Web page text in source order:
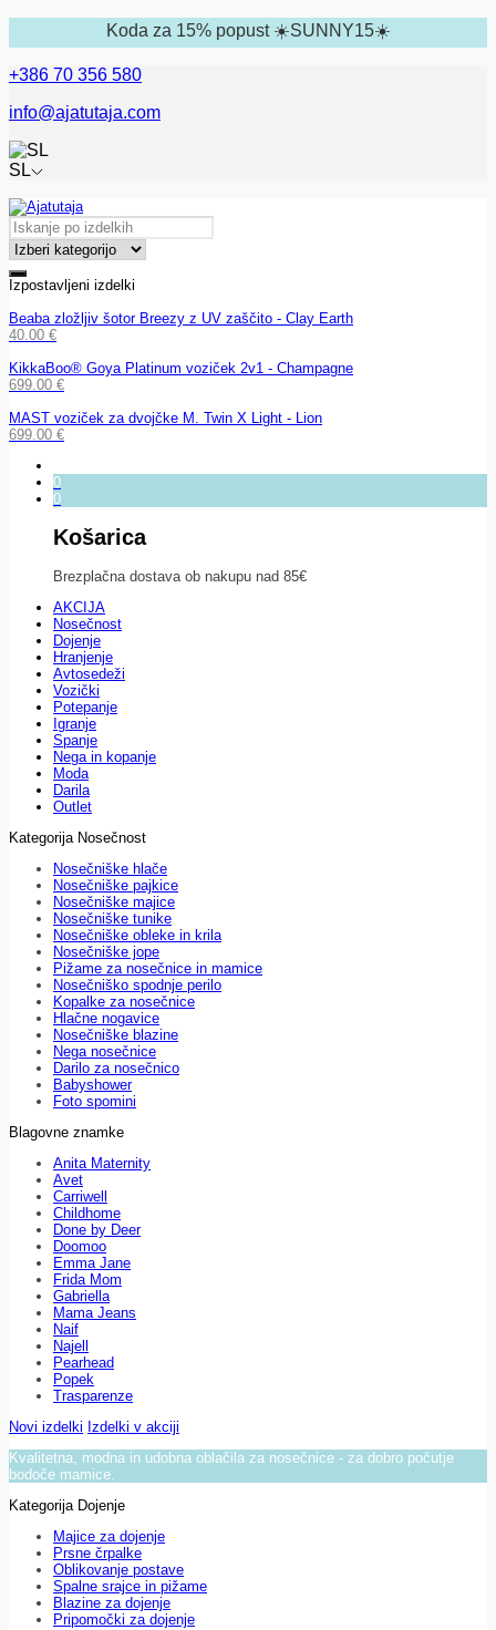
Koda za 15% popust ☀️SUNNY15☀️
+386 70 356 580
info@ajatutaja.com
SL
Izpostavljeni izdelki
Beaba zložljiv šotor Breezy z UV zaščito - Clay Earth
40.00 €
KikkaBoo® Goya Platinum voziček 2v1 - Champagne
699.00 €
MAST voziček za dvojčke M. Twin X Light - Lion
699.00 €
0
0
Košarica
Brezplačna dostava ob nakupu nad 85€
AKCIJA
Nosečnost
Dojenje
Hranjenje
Avtosedeži
Vozički
Potepanje
Igranje
Spanje
Nega in kopanje
Moda
Darila
Outlet
Kategorija Nosečnost
Nosečniške hlače
Nosečniške pajkice
Nosečniške majice
Nosečniške tunike
Nosečniške obleke in krila
Nosečniške jope
Pižame za nosečnice in mamice
Nosečniško spodnje perilo
Kopalke za nosečnice
Hlačne nogavice
Nosečniške blazine
Nega nosečnice
Darilo za nosečnico
Babyshower
Foto spomini
Blagovne znamke
Anita Maternity
Avet
Carriwell
Childhome
Done by Deer
Doomoo
Emma Jane
Frida Mom
Gabriella
Mama Jeans
Naif
Najell
Pearhead
Popek
Trasparenze
Novi izdelki Izdelki v akciji
Kvalitetna, modna in udobna oblačila za nosečnice - za dobro počutje
bodoče mamice.
Kategorija Dojenje
Majice za dojenje
Prsne črpalke
Oblikovanje postave
Spalne srajce in pižame
Blazine za dojenje
Pripomočki za dojenje